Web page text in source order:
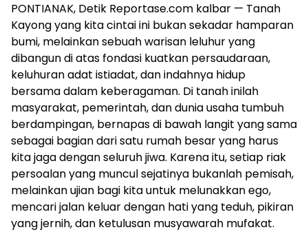
PONTIANAK, Detik Reportase.com kalbar — Tanah
Kayong yang kita cintai ini bukan sekadar hamparan
bumi, melainkan sebuah warisan leluhur yang
dibangun di atas fondasi kuatkan persaudaraan,
keluhuran adat istiadat, dan indahnya hidup
bersama dalam keberagaman. Di tanah inilah
masyarakat, pemerintah, dan dunia usaha tumbuh
berdampingan, bernapas di bawah langit yang sama
sebagai bagian dari satu rumah besar yang harus
kita jaga dengan seluruh jiwa. Karena itu, setiap riak
persoalan yang muncul sejatinya bukanlah pemisah,
melainkan ujian bagi kita untuk melunakkan ego,
mencari jalan keluar dengan hati yang teduh, pikiran
yang jernih, dan ketulusan musyawarah mufakat.